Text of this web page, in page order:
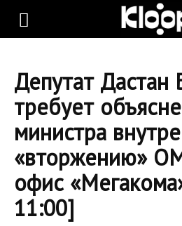
KLOOP.KG
Новости
Кыргызстана
Депутат Дастан
требует
министра
«вторжению»
офис
11:00]